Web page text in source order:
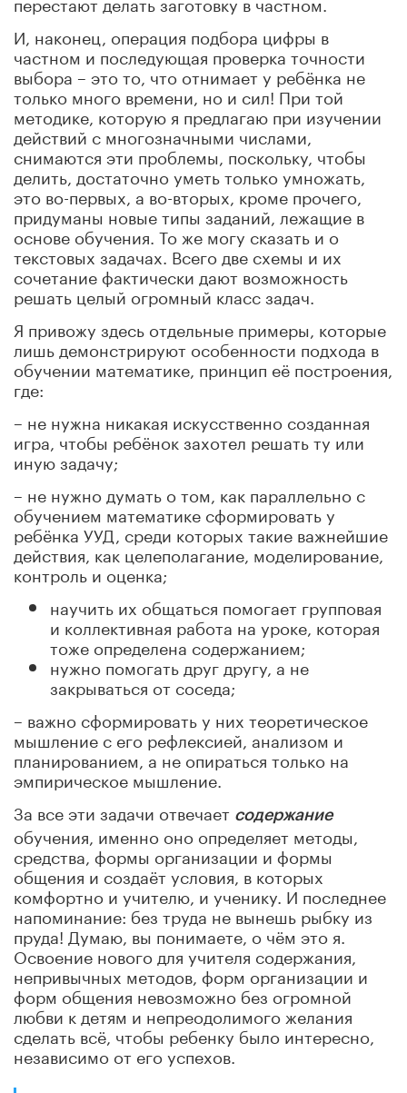
И, наконец, операция подбора цифры в
частном и последующая проверка точности
выбора – это то, что отнимает у ребёнка не
только много времени, но и сил! При той
методике, которую я предлагаю при изучении
действий с многозначными числами,
снимаются эти проблемы, поскольку, чтобы
делить, достаточно уметь только умножать,
это во-первых, а во-вторых, кроме прочего,
придуманы новые типы заданий, лежащие в
основе обучения. То же могу сказать и о
текстовых задачах. Всего две схемы и их
сочетание фактически дают возможность
решать целый огромный класс задач.
Я привожу здесь отдельные примеры, которые
лишь демонстрируют особенности подхода в
обучении математике, принцип её построения,
где:
– не нужна никакая искусственно созданная
игра, чтобы ребёнок захотел решать ту или
иную задачу;
– не нужно думать о том, как параллельно с
обучением математике сформировать у
ребёнка УУД, среди которых такие важнейшие
действия, как целеполагание, моделирование,
контроль и оценка;
научить их общаться помогает групповая
и коллективная работа на уроке, которая
тоже определена содержанием;
нужно помогать друг другу, а не
закрываться от соседа;
– важно сформировать у них теоретическое
мышление с его рефлексией, анализом и
планированием, а не опираться только на
эмпирическое мышление.
За все эти задачи отвечает содержание
обучения, именно оно определяет методы,
средства, формы организации и формы
общения и создаёт условия, в которых
комфортно и учителю, и ученику. И последнее
напоминание: без труда не вынешь рыбку из
пруда! Думаю, вы понимаете, о чём это я.
Освоение нового для учителя содержания,
непривычных методов, форм организации и
форм общения невозможно без огромной
любви к детям и непреодолимого желания
сделать всё, чтобы ребенку было интересно,
независимо от его успехов.